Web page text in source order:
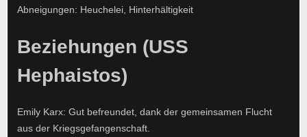
Abneigungen: Heuchelei, Hinterhältigkeit
Beziehungen (USS
Hephaistos)
Emily Karx: Gut befreundet, dank der gemeinsamen Flucht
aus der Kriegsgefangenschaft.